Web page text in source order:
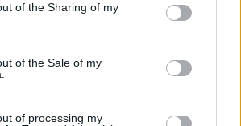
of the Sharing of my
of the Sale of my
of processing my
aujourd’hui une liste des
provoquer cette maladie : Des sueurs
fièvre, Une perte de poids, De la
un effort physique.